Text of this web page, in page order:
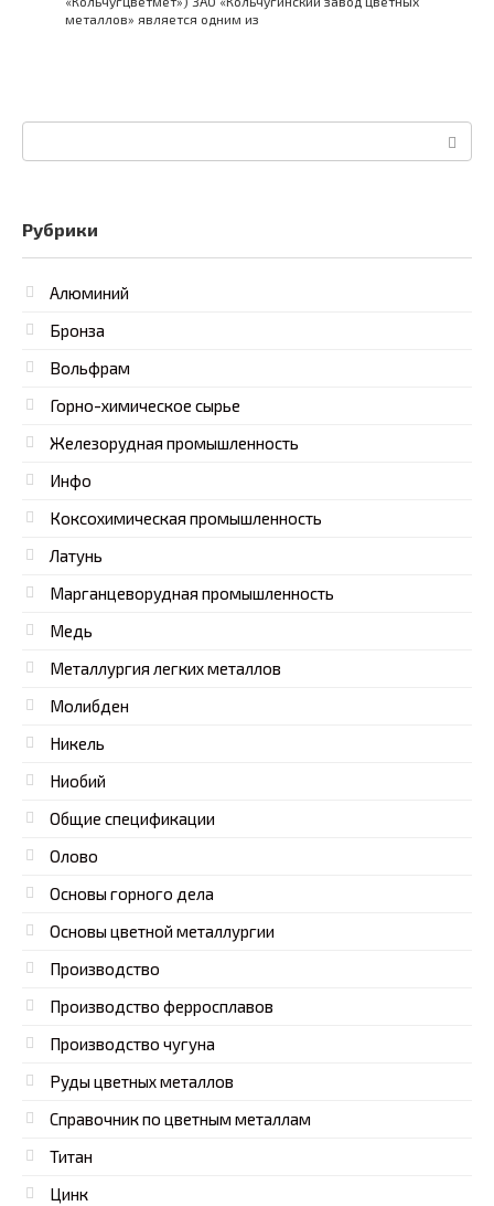
металлов» является одним из
Поиск:
Рубрики
Алюминий
Бронза
Вольфрам
Горно-химическое сырье
Железорудная промышленность
Инфо
Коксохимическая промышленность
Латунь
Марганцеворудная промышленность
Медь
Металлургия легких металлов
Молибден
Никель
Ниобий
Общие спецификации
Олово
Основы горного дела
Основы цветной металлургии
Производство
Производство ферросплавов
Производство чугуна
Руды цветных металлов
Справочник по цветным металлам
Титан
Цинк